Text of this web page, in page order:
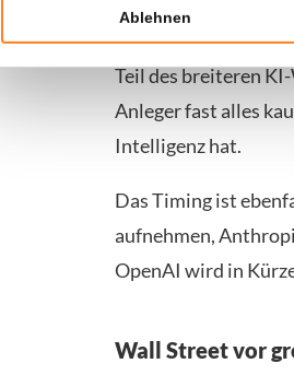
Ablehnen
Damit positioniert
Teil des breiteren
Anleger fast alles
Intelligenz hat.
Das Timing ist
aufnehmen,
OpenAI wird in
Wall Street vor